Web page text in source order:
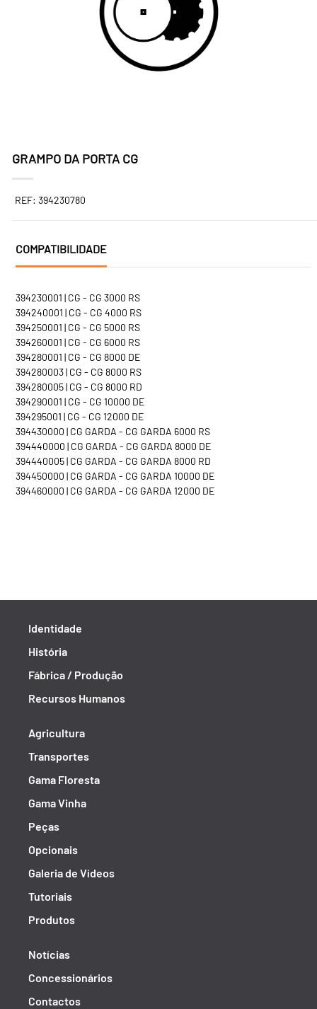
GRAMPO DA PORTA CG
REF: 394230780
COMPATIBILIDADE
394230001 | CG - CG 3000 RS
394240001 | CG - CG 4000 RS
394250001 | CG - CG 5000 RS
394260001 | CG - CG 6000 RS
394280001 | CG - CG 8000 DE
394280003 | CG - CG 8000 RS
394280005 | CG - CG 8000 RD
394290001 | CG - CG 10000 DE
394295001 | CG - CG 12000 DE
394430000 | CG GARDA - CG GARDA 6000 RS
394440000 | CG GARDA - CG GARDA 8000 DE
394440005 | CG GARDA - CG GARDA 8000 RD
394450000 | CG GARDA - CG GARDA 10000 DE
394460000 | CG GARDA - CG GARDA 12000 DE
Identidade
História
Fábrica / Produção
Recursos Humanos
Agricultura
Transportes
Gama Floresta
Gama Vinha
Peças
Opcionais
Galeria de Vídeos
Tutoriais
Produtos
Notícias
Concessionários
Contactos